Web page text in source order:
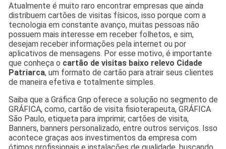
Atualmente é muito raro encontrar empresas que ainda
distribuem cartões de visitas físicos, isso porque com a
tecnologia em constante avanço, muitas pessoas não
possuem mais interesse em receber folhetos, e sim,
desejam receber informações pela internet ou por
aplicativos de mensagens. Por esse motivo, é importante
que conheça o cartão de visitas baixo relevo Cidade
Patriarca, um formato de cartão para atrair seus clientes
de maneira efetiva e totalmente simples.
Saiba que a Gráfica Gnp oferece a solução no segmento de
GRÁFICA, como, cartão de visita fisioterapeuta, GRÁFICA
São Paulo, etiqueta para imprimir, cartões de visita,
Banners, banners personalizado, entre outros serviços. Isso
acontece graças aos investimentos da empresa com
ótimos profissionais e instalações de qualidade, buscando